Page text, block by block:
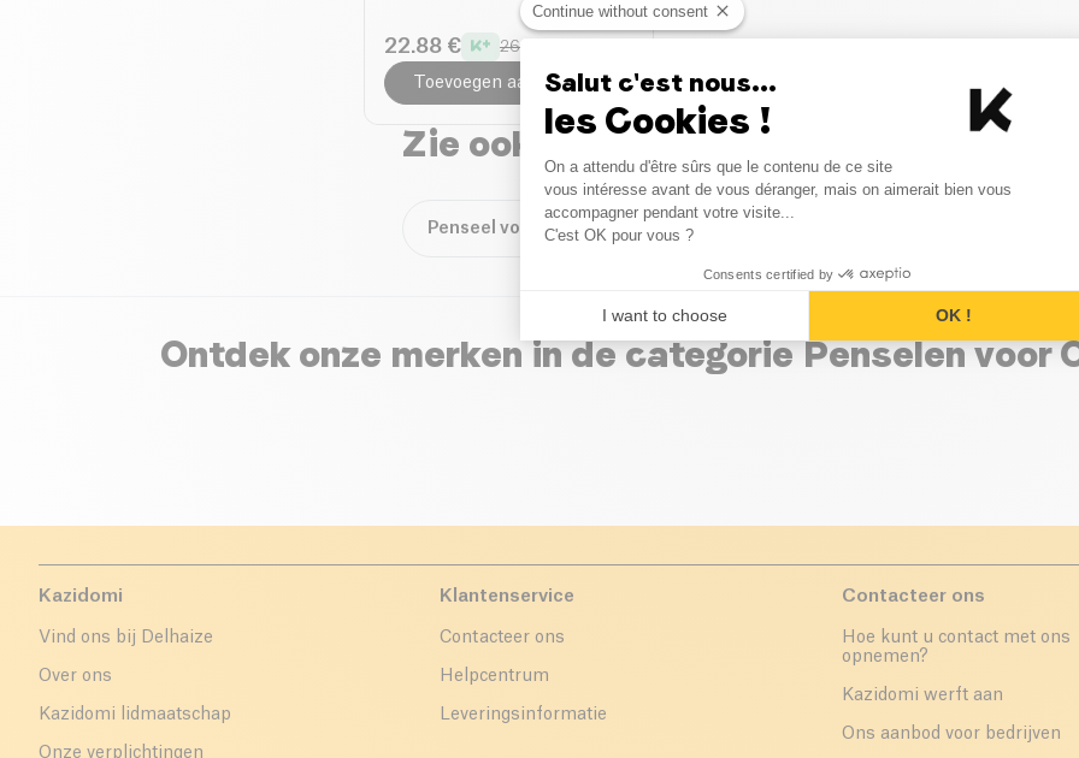
22.88 € 26.92 €
Toevoegen aan mandje
Zie ook:
Penseel voor Teint Bio Overige Make-up Accessoires Bio
Ontdek onze merken in de categorie Penselen voor
Kazidomi
Vind ons bij Delhaize
Over ons
Kazidomi lidmaatschap
Onze verplichtingen
Klantenservice
Contacteer ons
Helpcentrum
Leveringsinformatie
Contacteer ons
Hoe kunt u contact met ons
opnemen?
Kazidomi werft aan
Ons aanbod voor bedrijven
Continue without consent
Salut c'est nous...
les Cookies !
Consent Management
On a attendu d'être sûrs que le contenu de ce site
vous intéresse avant de vous déranger, mais on aimerait bien vous
accompagner pendant votre visite...
C'est OK pour vous ?
Consents certified by
I want to choose OK !
Axeptio consent